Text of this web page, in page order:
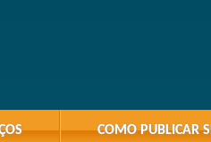
COMO PUBLICAR